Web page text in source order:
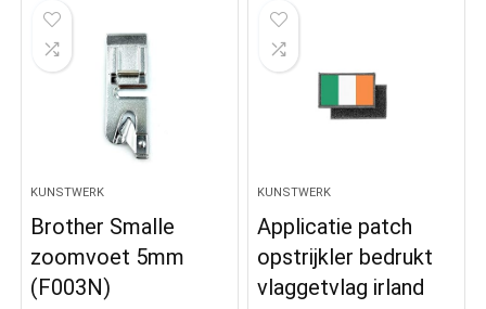
KUNSTWERK
Brother Smalle
zoomvoet 5mm
(F003N)
KUNSTWERK
Applicatie patch
opstrijkler bedrukt
vlaggetvlag irland